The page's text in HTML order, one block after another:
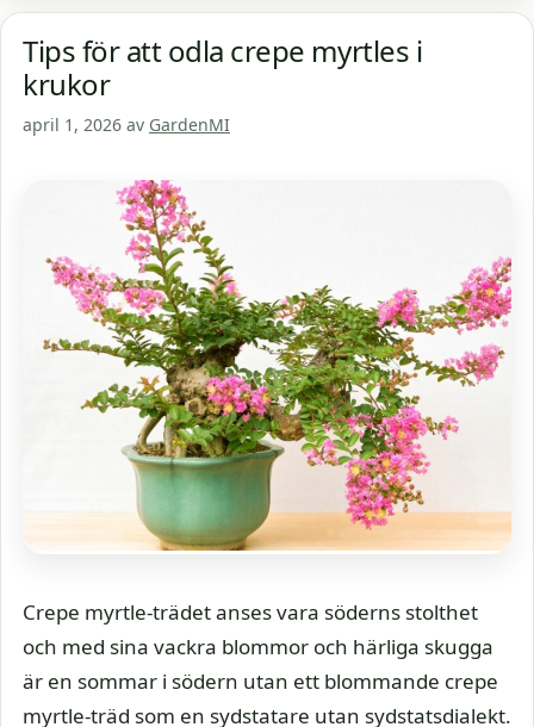
Tips för att odla crepe myrtles i
krukor
april 1, 2026 av GardenMI
Crepe myrtle-trädet anses vara söderns stolthet
och med sina vackra blommor och härliga skugga
är en sommar i södern utan ett blommande crepe
myrtle-träd som en sydstatare utan sydstatsdialekt.